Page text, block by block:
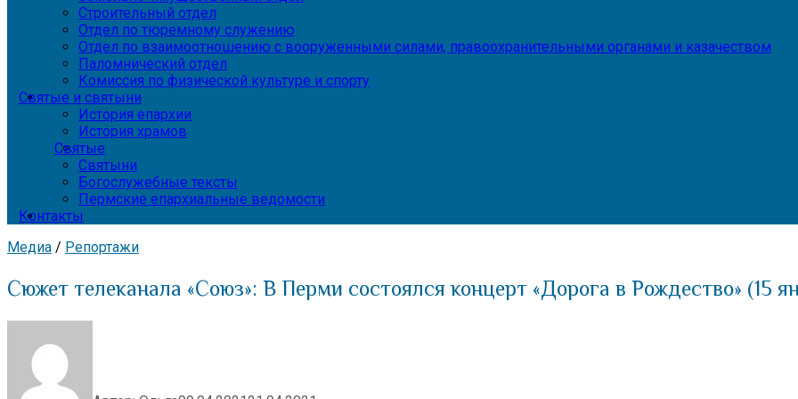
Строительный отдел
Отдел по тюремному служению
Отдел по взаимоотношению с вооруженными силами, правоохранительными органами и казачеством
Паломнический отдел
Комиссия по физической культуре и спорту
Святые и святыни
История епархии
История храмов
Святые
Святыни
Богослужебные тексты
Пермские епархиальные ведомости
Контакты
Медиа / Репортажи
Сюжет телеканала «Союз»: В Перми состоялся концерт «Дорога в Рождество» (15